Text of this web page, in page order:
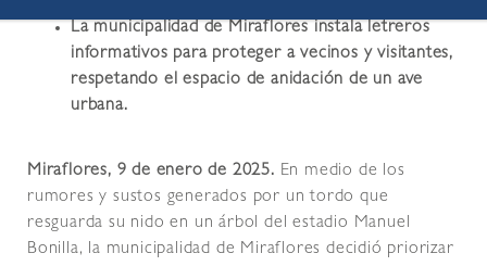
La municipalidad de Miraflores instala letreros
informativos para proteger a vecinos y visitantes,
respetando el espacio de anidación de un ave
urbana.
Miraflores, 9 de enero de 2025. En medio de los
rumores y sustos generados por un tordo que
resguarda su nido en un árbol del estadio Manuel
Bonilla, la municipalidad de Miraflores decidió priorizar